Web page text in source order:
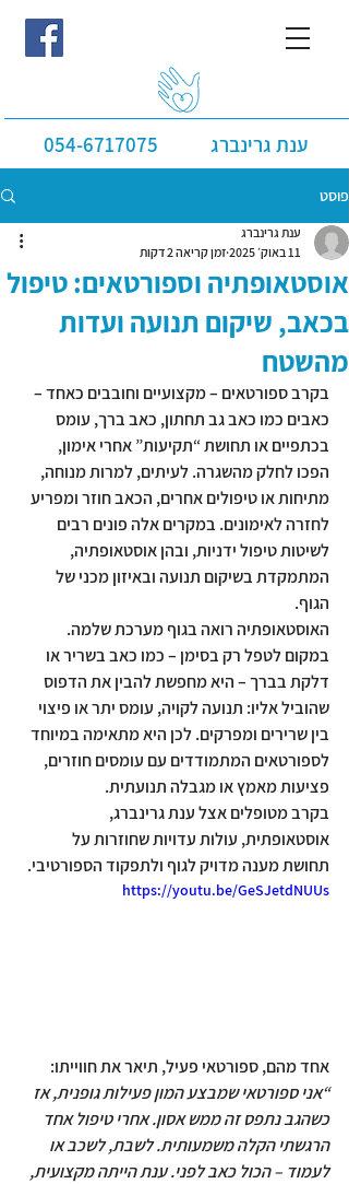
ענת גרינברג 054-6717075
פוסט
אוסטאופתיה וספורטאים: טיפול
בכאב, שיקום תנועה ועדות
מהשטח
ענת גרינברג
11 באוק׳ 2025
זמן קריאה 2 דקות
בקרב ספורטאים – מקצועיים וחובבים כאחד –
כאבים כמו כאב גב תחתון, כאב ברך, עומס
בכתפיים או תחושת “תקיעות” אחרי אימון,
הפכו לחלק מהשגרה. לעיתים, למרות מנוחה,
מתיחות או טיפולים אחרים, הכאב חוזר ומפריע
לחזרה לאימונים. במקרים אלה פונים רבים
לשיטות טיפול ידניות, ובהן אוסטאופתיה,
המתמקדת בשיקום תנועה ובאיזון מכני של
הגוף.
האוסטאופתיה רואה בגוף מערכת שלמה.
במקום לטפל רק בסימן – כמו כאב בשריר או
דלקת בברך – היא מחפשת להבין את הדפוס
שהוביל אליו: תנועה לקויה, עומס יתר או פיצוי
בין שרירים ומפרקים. לכן היא מתאימה במיוחד
לספורטאים המתמודדים עם עומסים חוזרים,
פציעות מאמץ או מגבלה תנועתית.
בקרב מטופלים אצל ענת גרינברג,
אוסטאופתית, עולות עדויות שחוזרות על
תחושת מענה מדויק לגוף ולתפקוד הספורטיבי.
https://youtu.be/GeSJetdNUUs
אחד מהם, ספורטאי פעיל, תיאר את חווייתו:
“אני ספורטאי שמבצע המון פעילות גופנית, אז
כשהגב נתפס זה ממש אסון. אחרי טיפול אחד
הרגשתי הקלה משמעותית. לשבת, לשכב או
לעמוד – הכול כאב לפני. ענת הייתה מקצועית,